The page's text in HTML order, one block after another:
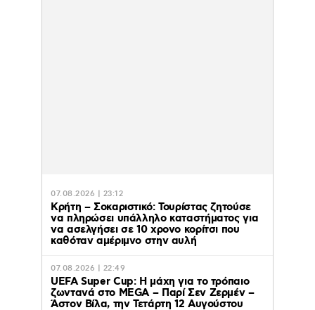
07.08.2026 | 23:12
Κρήτη – Σοκαριστικό: Τουρίστας ζητούσε
να πληρώσει υπάλληλο καταστήματος για
να ασελγήσει σε 10 χρονο κορίτσι που
καθόταν αμέριμνο στην αυλή
07.08.2026 | 22:49
UEFA Super Cup: Η μάχη για το τρόπαιο
ζωντανά στο MEGA – Παρί Σεν Ζερμέν –
Άστον Βίλα, την Τετάρτη 12 Αυγούστου